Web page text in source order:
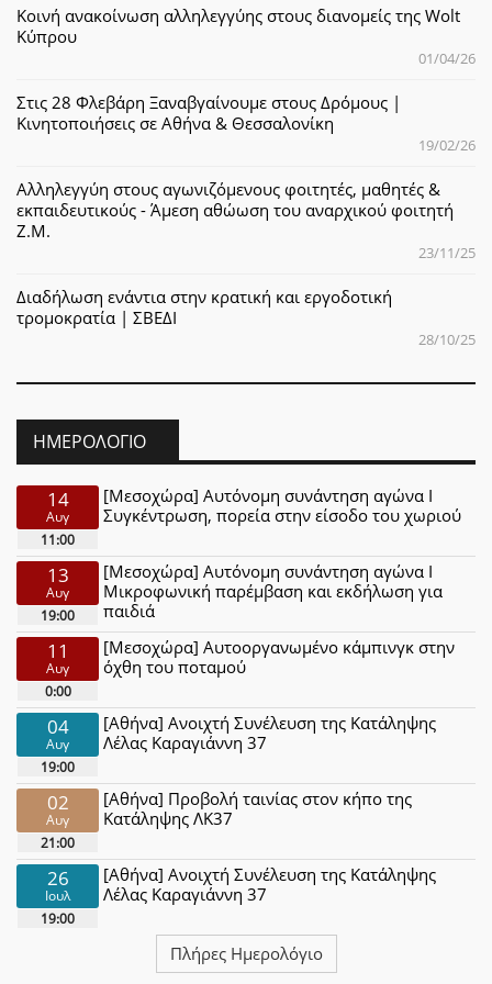
Κοινή ανακοίνωση αλληλεγγύης στους διανομείς της Wolt
Κύπρου
01/04/26
Στις 28 Φλεβάρη Ξαναβγαίνουμε στους Δρόμους |
Κινητοποιήσεις σε Αθήνα & Θεσσαλονίκη
19/02/26
Αλληλεγγύη στους αγωνιζόμενους φοιτητές, μαθητές &
εκπαιδευτικούς - Άμεση αθώωση του αναρχικού φοιτητή
Ζ.Μ.
23/11/25
Διαδήλωση ενάντια στην κρατική και εργοδοτική
τρομοκρατία | ΣΒΕΔΙ
28/10/25
ΗΜΕΡΟΛΌΓΙΟ
14
Αυγ
11:00
[Μεσοχώρα] Αυτόνομη συνάντηση αγώνα Ι
Συγκέντρωση, πορεία στην είσοδο του χωριού
13
Αυγ
19:00
[Μεσοχώρα] Αυτόνομη συνάντηση αγώνα Ι
Μικροφωνική παρέμβαση και εκδήλωση για
παιδιά
11
Αυγ
0:00
[Μεσοχώρα] Αυτοοργανωμένο κάμπινγκ στην
όχθη του ποταμού
04
Αυγ
19:00
[Αθήνα] Ανοιχτή Συνέλευση της Κατάληψης
Λέλας Καραγιάννη 37
02
Αυγ
21:00
[Αθήνα] Προβολή ταινίας στον κήπο της
Κατάληψης ΛΚ37
26
Ιουλ
19:00
[Αθήνα] Ανοιχτή Συνέλευση της Κατάληψης
Λέλας Καραγιάννη 37
Πλήρες Ημερολόγιο